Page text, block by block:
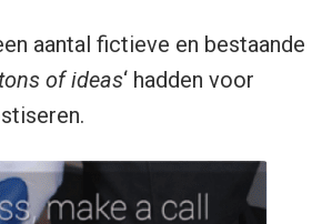
aantal fictieve en bestaande
of ideas‘ hadden voor